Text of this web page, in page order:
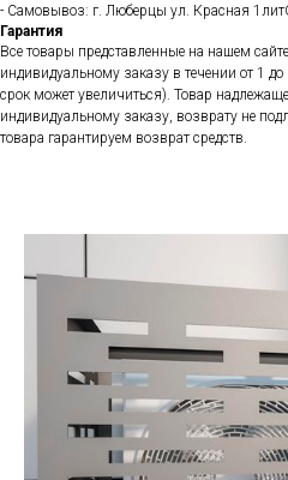
- Самовывоз: г. Люберцы ул. Красная
Гарантия
Все товары представленные на нашем
индивидуальному заказу в течении от 1
срок может увеличиться). Товар
индивидуальному заказу, возврату не
товара гарантируем возврат средств.